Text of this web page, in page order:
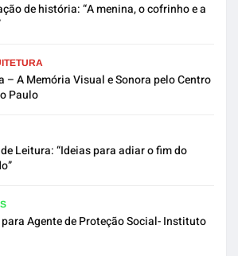
de história: “A menina, o cofrinho e a
– A Memória Visual e Sonora pelo Centro
Paulo
Leitura: “Ideias para adiar o fim do
Agente de Proteção Social- Instituto